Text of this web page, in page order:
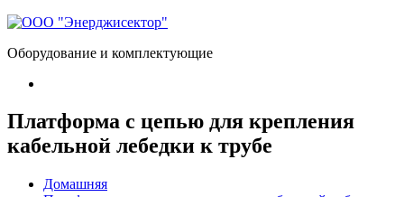
Оборудование и комплектующие
Платформа с цепью для крепления
кабельной лебедки к трубе
Домашняя